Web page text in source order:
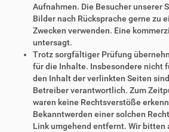
Aufnahmen. Die Besucher unserer
Bilder nach Rücksprache gerne zu
Zwecken verwenden. Eine
untersagt.
Trotz sorgfältiger Prüfung
für die Inhalte. Insbesondere nicht
den Inhalt der verlinkten Seiten
Betreiber verantwortlich. Zum
waren keine Rechtsverstöße
Bekanntwerden einer solchen
Link umgehend entfernt. Wir bitten